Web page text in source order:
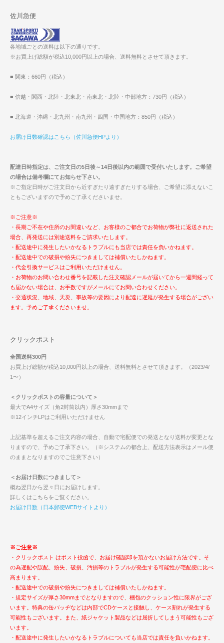
佐川急便
各地域ごとの送料は以下の通りです。
※お買上げ総額が税込10,000円以上の場合、送料無料とさせて頂きます。
■ 関東：660円（税込）
■ 信越・関西・北陸・北東北・南東北・北陸・中部地方：730円（税込）
■ 北海道・沖縄・北九州・南九州・四国・中国地方：850円（税込）
お届け日数確認はこちら（佐川急便HPより）
配達日時指定は、ご注文日の5日後～14日後以内の範囲で受付いたします。ご希望
の場合は備考欄にてお知らせ下さい。
※ご指定日時がご注文日から近すぎたり遠すぎたりする場合、ご希望に添えないこ
ともございますので予めご了承くださいませ。
※ご注意※
・長期ご不在や住所のお間違いなど、お客様のご都合でお荷物が弊社に返送された
場合、再発送には別途送料をご請求いたします。
・配送途中に発生したいかなるトラブルにも当店では責任を負いかねます。
・配送途中での破損や紛失につきましては補償いたしかねます。
・代金引換サービスはご利用いただけません。
・お荷物のお問い合わせ番号を記載した注文確認メールが届いてから一週間経って
も届かない場合は、お手数ですがメールにてお問い合わせください。
・交通状況、地域、天災、事故等の要因により配達に遅延が発生する場合がござい
ます。予めご了承くださいませ。
クリックポスト
全国送料300円
お買上げ総額が税込10,000円以上の場合、送料無料とさせて頂きます。（2023/4/
1〜）
＜クリックポストの容量について＞
最大でA4サイズ（角2封筒以内）厚さ30mmまで
※12インチLPはご利用いただけません
上記基準を超えるご注文内容の場合、自動で宅配便での発送となり送料が変更とな
りますので、予めご了承下さい。（※システムの都合上、配送方法表示はメール便
のままとなりますのでご注意下さい）
＜お届け日数につきまして＞
概ね翌日から翌々日にお届けします。
詳しくはこちらをご覧ください。
お届け日数（日本郵便WEBサイトより）
※ご注意※
・クリックポスト はポスト投函で、お届け確認印を頂かないお届け方法です。そ
の為遅配や誤配、紛失、破損、汚損等のトラブルが発生する可能性が宅配便に比べ
高まります。
・配送途中での破損や紛失につきましては補償いたしかねます。
・規定サイズが厚さ30mmまでとなりますので、梱包のクッション性に限界がござ
います。特典の缶バッヂなどは内部でCDケースと接触し、ケース割れが発生する
可能性もございます。また、紙ジャケット製品などは屈折してしまう可能性もござ
います。
・配送途中に発生したいかなるトラブルについても当店では責任を負いかねます。